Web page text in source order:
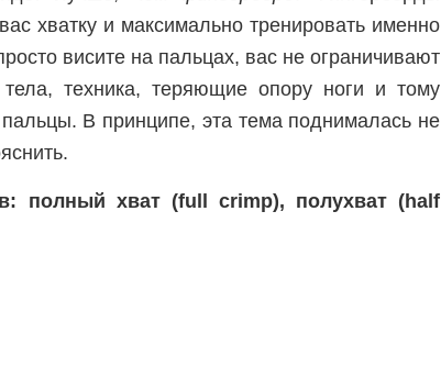
хватку и максимально тренировать именно
висите на пальцах, вас не ограничивают
техника, теряющие опору ноги и тому
В принципе, эта тема поднималась не
полный хват (full crimp), полухват (half